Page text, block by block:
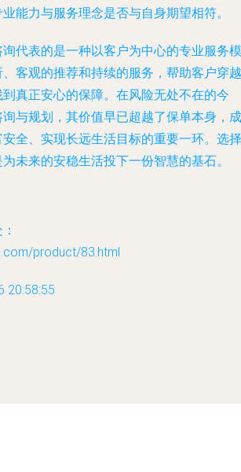
能力与服务理念是否与自身期望相符。
代表的是一种以客户为中心的专业服务模
客观的推荐和持续的服务，帮助客户穿越
真正安心的保障。在风险无处不在的今
与规划，其价值早已超越了保单本身，成
全、实现长远生活目标的重要一环。选择
未来的安稳生活投下一份智慧的基石。
product/83.html
20:58:55